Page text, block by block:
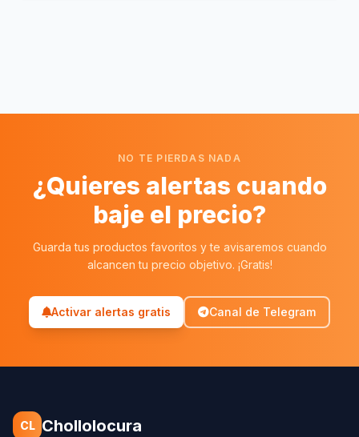
NO TE PIERDAS NADA
¿Quieres alertas cuando
baje el precio?
Guarda tus productos favoritos y te avisaremos cuando
alcancen tu precio objetivo. ¡Gratis!
Activar alertas gratis Canal de Telegram
CL Chollolocura